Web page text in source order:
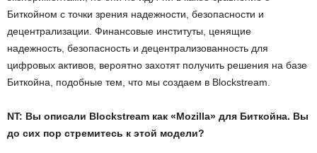
Биткойном с точки зрения надежности, безопасности и
децентрализации. Финансовые институты, ценящие
надежность, безопасность и децентрализованность для
цифровых активов, вероятно захотят получить решения на базе
Биткойна, подобные тем, что мы создаем в Blockstream.
NT: Вы описали Blockstream как «Mozilla» для Биткойна. Вы
до сих пор стремитесь к этой модели?